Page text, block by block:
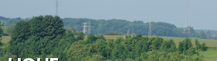
DE PROMOUVOIR
DEVELOPPER :